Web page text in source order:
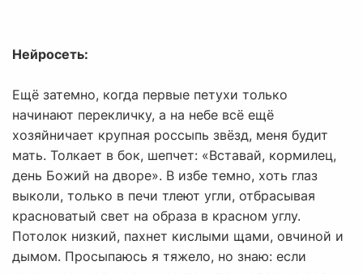
Нейросеть:
Ещё затемно, когда первые петухи только
начинают перекличку, а на небе всё ещё
хозяйничает крупная россыпь звёзд, меня будит
мать. Толкает в бок, шепчет: «Вставай, кормилец,
день Божий на дворе». В избе темно, хоть глаз
выколи, только в печи тлеют угли, отбрасывая
красноватый свет на образа в красном углу.
Потолок низкий, пахнет кислыми щами, овчиной и
дымом. Просыпаюсь я тяжело, но знаю: если